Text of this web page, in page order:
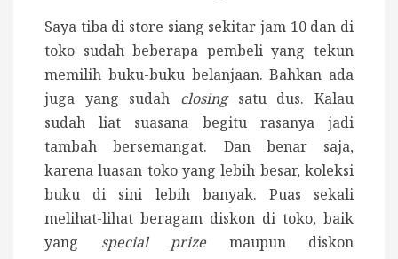
Saya tiba di store siang sekitar jam 10 dan di
toko sudah beberapa pembeli yang tekun
memilih buku-buku belanjaan. Bahkan ada
juga yang sudah closingsatu dus. Kalau
sudah liat suasana begitu rasanya jadi
tambah bersemangat. Dan benar saja,
karena luasan toko yang lebih besar, koleksi
buku di sini lebih banyak. Puas sekali
melihat-lihat beragam diskon di toko, baik
yang special prizemaupun diskon